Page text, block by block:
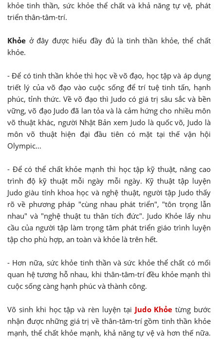
khỏe tinh thần, sức khỏe thể chất và khả năng tự vệ, phát
triển thân-tâm-trí.
Khỏe ở đây được hiểu đầy đủ là tinh thần khỏe, thể chất
khỏe.
- Để có tinh thần khỏe thì học về võ đạo, học tập và áp dụng
triết lý của võ đạo vào cuộc sống để trí tuệ tinh tấn, hạnh
phúc, tỉnh thức. Về võ đạo thì Judo có giá trị sâu sắc và bền
vững, võ đạo Judo đã lan tỏa và là cảm hứng cho nhiều môn
võ thuật khác, người Nhật Bản xem Judo là quốc võ, Judo là
môn võ thuật hiện đại đầu tiên có mặt tại thế vận hội
Olympic...
- Để có thể chất khỏe mạnh thì học tập kỹ thuật, nâng cao
trình độ kỹ thuật mỗi ngày mỗi ngày. Kỹ thuật tập luyện
Judo giàu tính khoa học và nghệ thuật, người tập Judo thấy
rõ về phương pháp "cùng nhau phát triển", "tôn trọng lẫn
nhau" và "nghệ thuật tu thân tích đức". Judo Khỏe lấy nhu
cầu của người tập làm trọng tâm phát triển giáo trình luyện
tập cho phù hợp, an toàn và khỏe là trên hết.
- Hơn nữa, sức khỏe tinh thần và sức khỏe thể chất có mối
quan hệ tương hỗ nhau, khi thân-tâm-trí đều khỏe mạnh thì
cuộc sống càng hạnh phúc và thành công.
Võ sinh khi học tập và rèn luyện tại Judo Khỏetừng bước
nhận được những giá trị về thân-tâm-trí gồm tinh thần khỏe
mạnh, thể chất khỏe mạnh, khả năng tự vệ và hơn thế nữa.